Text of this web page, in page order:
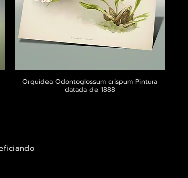
Visualização rápida
Orquídea Odontoglossum crispum Pintura
datada de 1888